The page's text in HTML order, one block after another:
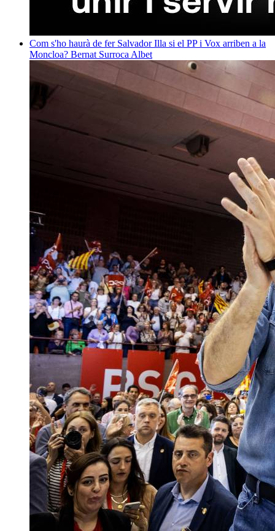
Com s'ho haurà de fer Salvador Illa si el PP i Vox arriben a la
Moncloa? Bernat Surroca Albet